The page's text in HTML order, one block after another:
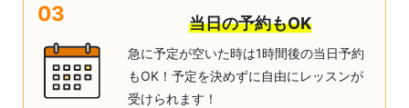
03 当日の予約もOK
急に予定が空いた時は1時間後の当日予約
もOK！予定を決めずに自由にレッスンが
受けられます！